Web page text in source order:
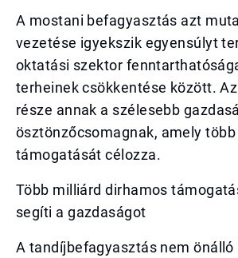
A mostani befagyasztás azt
vezetése igyekszik egyensúlyt
oktatási szektor
terheinek csökkentése között.
része annak a szélesebb
ösztönzőcsomagnak, amely
támogatását célozza.
Több milliárd dirhamos
segíti a gazdaságot
A tandíjbefagyasztás nem önálló